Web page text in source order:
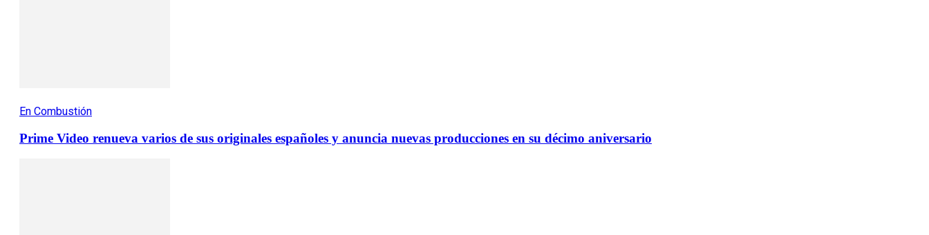
En Combustión
Prime Video renueva varios de sus originales españoles y anuncia nuevas producciones en su décimo aniversario